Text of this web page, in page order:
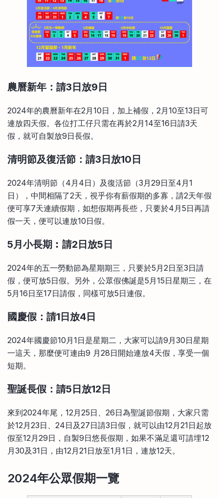
農曆新年：請3日放9日
2024年的農曆新年在2月10日，加上補假，2月10至13日可
連放四天假。各位打工仔只需在再於2月14至16日請3天
假，就可自製放9日長假。
清明節及復活節：請3 日放10 日
2024年清明節（4月4日）及復活節（3月29日至4月1
日），中間相隔了2天，視乎你有薪假期的多寡，請2天年假
便可享7天連續假期，如想假期再長些，只要於4月5日再請
假一天，便可以連放10日假。
5月小長期︰請2日放5日
2024年的五一勞動節為星期期三，只要於5月2日至3日請
假，便可放5日假。另外，公眾假佛誕是5月15日星期三，在
5月16日至17日請假，同樣可放5日連假。
國慶假：請1日放4日
2024年國慶節10月1日是星期二，大家可以請9月30日星期
一這天，那麼便可連由9 月28日開始連放4天假，享受一個
短期。
聖誕長假：請5日放12日
來到2024年尾，12月25日、26日為聖誕節假期，大家只需
於12月23日、24日及27日請3日假，就可以由12月21日起放
假至12月29日，自製9日悠長假期，如果不滿足還可請埋12
月30及31日，由12月21日放至1月1日，連放12天。
2024年公眾假期一覽